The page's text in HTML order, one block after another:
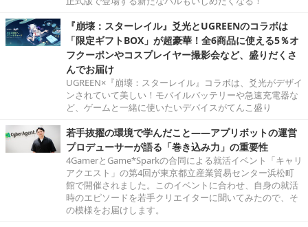
『崩壊：スターレイル』爻光とUGREENのコラボは
「限定ギフトBOX」が超豪華！全6商品に使える5％オ
フクーポンやコスプレイヤー撮影会など、盛りだくさ
んでお届け
UGREEN×『崩壊：スターレイル』コラボは、爻光がデザイ
ンされていて美しい！モバイルバッテリーや急速充電器な
ど、ゲームと一緒に使いたいデバイスがてんこ盛り
若手抜擢の環境で学んだこと――アプリボットの運営
プロデューサーが語る「巻き込み力」の重要性
4GamerとGame*Sparkの合同による就活イベント「キャリ
アクエスト」の第4回が東京都立産業貿易センター浜松町
館で開催されました。このイベントに合わせ、自身の就活
時のエピソードを若手クリエイターに聞いてみたので、そ
の模様をお届けします。